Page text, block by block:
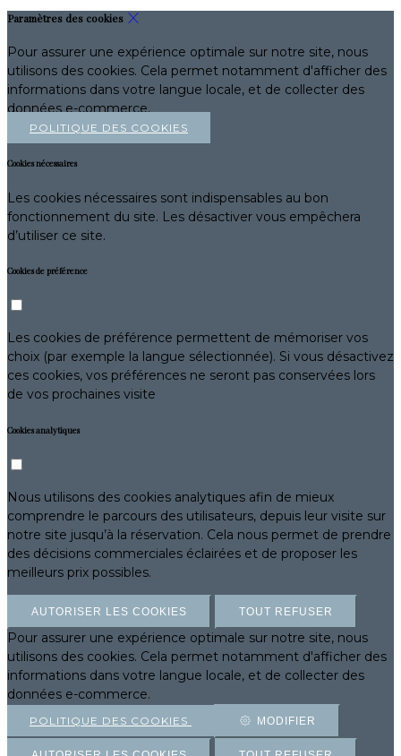
Paramètres des cookies
Pour assurer une expérience optimale sur notre site, nous
utilisons des cookies. Cela permet notamment d'afficher des
informations dans votre langue locale, et de collecter des
données e-commerce.
POLITIQUE DES COOKIES
Cookies nécessaires
Les cookies nécessaires sont indispensables au bon
fonctionnement du site. Les désactiver vous empêchera
d’utiliser ce site.
Cookies de préférence
Les cookies de préférence permettent de mémoriser vos
choix (par exemple la langue sélectionnée). Si vous désactivez
ces cookies, vos préférences ne seront pas conservées lors
de vos prochaines visite
Cookies analytiques
Nous utilisons des cookies analytiques afin de mieux
comprendre le parcours des utilisateurs, depuis leur visite sur
notre site jusqu’à la réservation. Cela nous permet de prendre
des décisions commerciales éclairées et de proposer les
meilleurs prix possibles.
AUTORISER LES COOKIES TOUT REFUSER
Pour assurer une expérience optimale sur notre site, nous
utilisons des cookies. Cela permet notamment d'afficher des
informations dans votre langue locale, et de collecter des
données e-commerce.
POLITIQUE DES COOKIES MODIFIER